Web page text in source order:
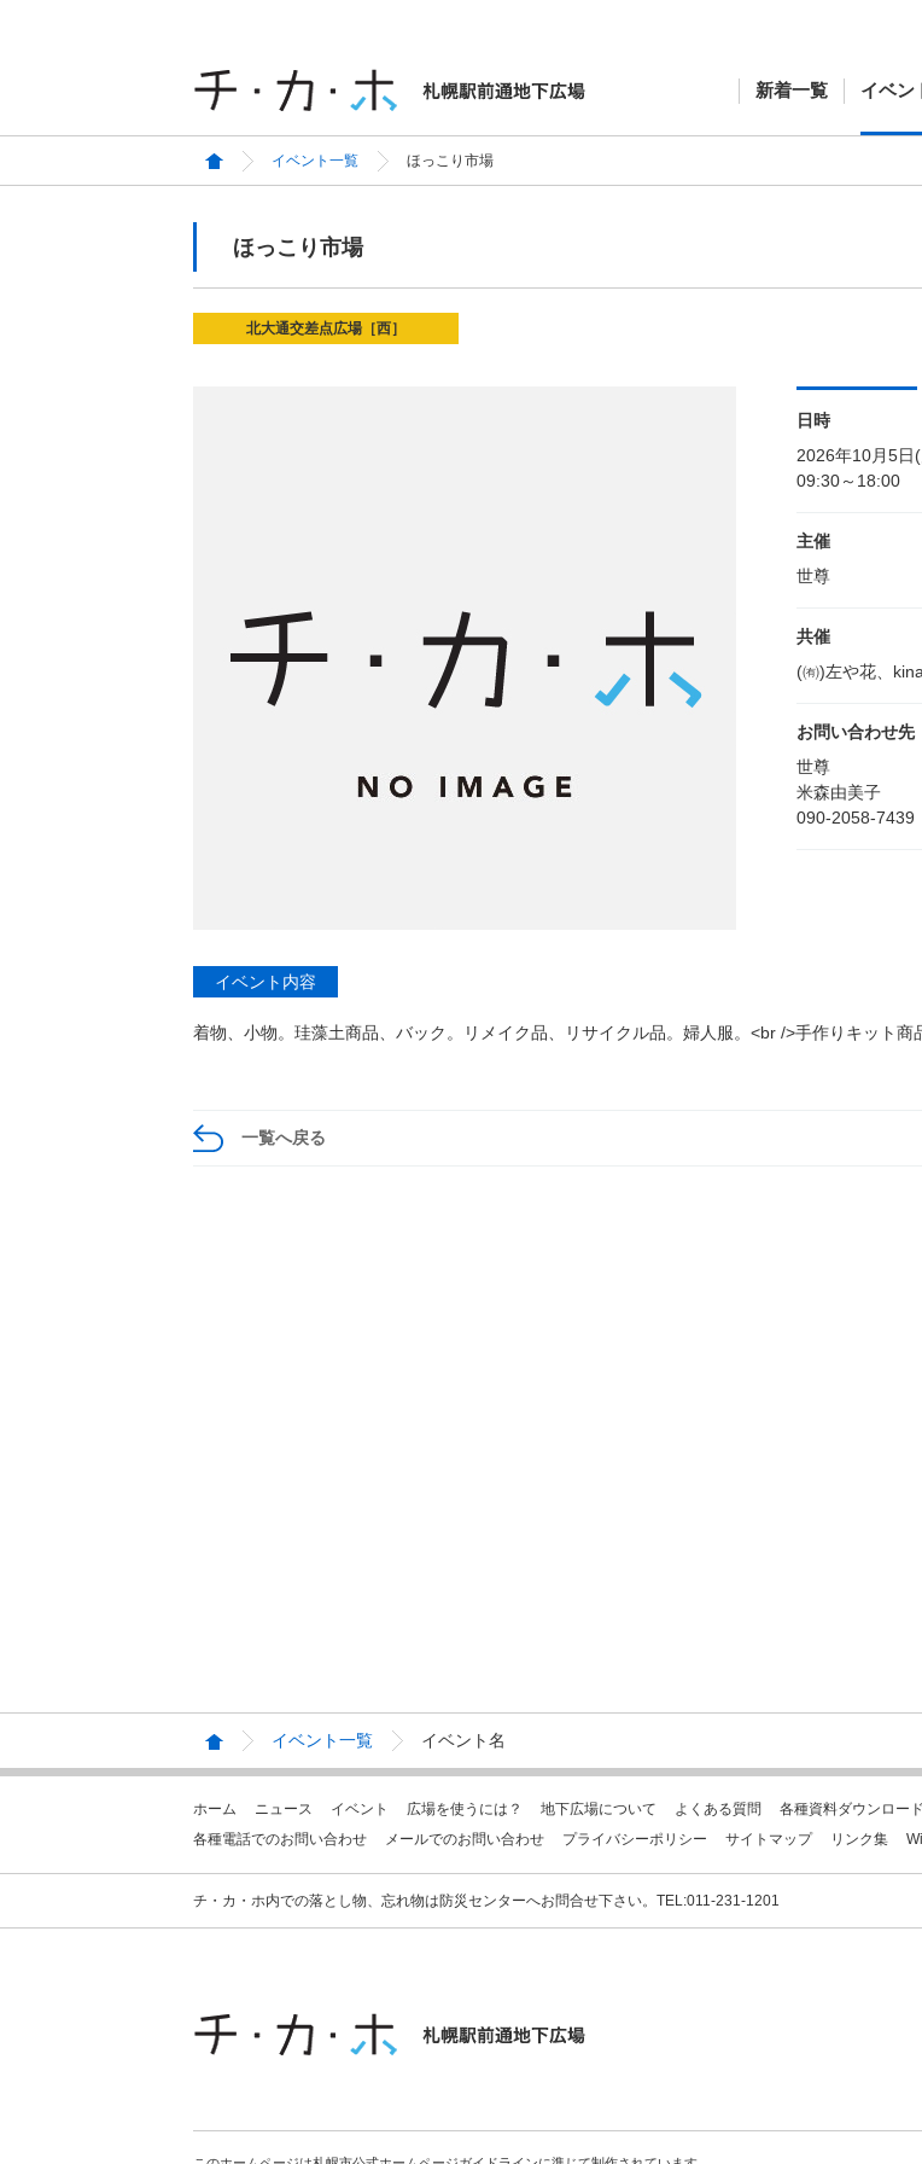
新着一覧 イベン
イベント一覧 ほっこり市場
ほっこり市場
北大通交差点広場［西］
日時
2026年10月5日
09:30～18:00
主催
世尊
共催
(㈲)左や花、
お問い合わせ先
世尊
米森由美子
090-2058-7439
イベント内容
着物、小物。珪藻土商品、バック。リメイク品、リサイクル品。婦人服。<br />手作りキット商
一覧へ戻る
イベント一覧 イベント名
ホーム ニュース イベント 広場を使うには？ 地下広場について よくある質問 各種資料ダウンロード
各種電話でのお問い合わせ
メールでのお問い合わせ プライバシーポリシー サイトマップ リンク集
チ・カ・ホ内での落とし物、忘れ物は防災センターへお問合せ下さい。TEL:011-231-1201